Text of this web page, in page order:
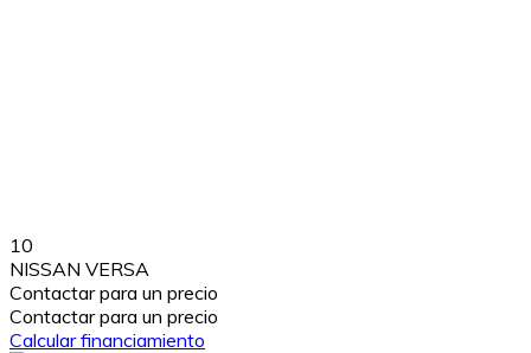
10
NISSAN VERSA
Contactar para un precio
Contactar para un precio
Calcular financiamiento